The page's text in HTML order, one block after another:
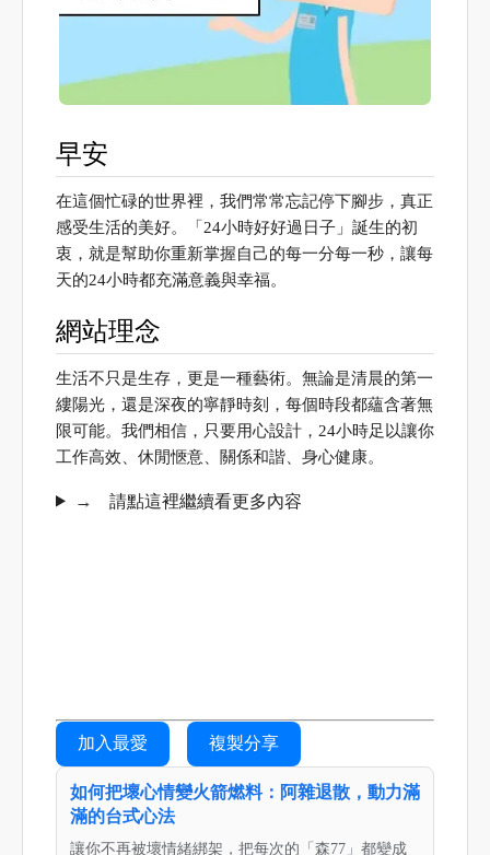
早安
在這個忙碌的世界裡，我們常常忘記停下腳步，真正
感受生活的美好。「24小時好好過日子」誕生的初
衷，就是幫助你重新掌握自己的每一分每一秒，讓每
天的24小時都充滿意義與幸福。
網站理念
生活不只是生存，更是一種藝術。無論是清晨的第一
縷陽光，還是深夜的寧靜時刻，每個時段都蘊含著無
限可能。我們相信，只要用心設計，24小時足以讓你
工作高效、休閒愜意、關係和諧、身心健康。
→ 請點這裡繼續看更多內容
加入最愛 複製分享
如何把壞心情變火箭燃料：阿雜退散，動力滿
滿的台式心法
讓你不再被壞情緒綁架，把每次的「森77」都變成